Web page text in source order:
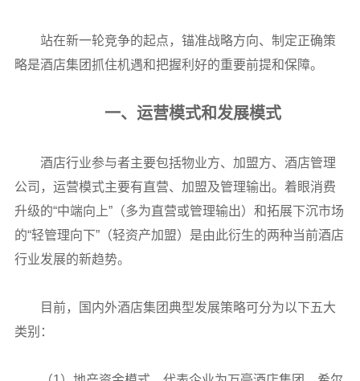
站在新一轮竞争的起点，锚准战略方向、制定正确策
略是酒店集团抓住机遇和把握利好的重要前提和保障。
一、运营模式和发展模式
酒店行业参与者主要包括物业方、加盟方、酒店管理
公司，运营模式主要有直营、加盟及管理输出。着眼消费
升级的“中端向上”（多为直营或管理输出）和拓展下沉市场
的“轻管理向下”（轻资产加盟）是由此衍生的两种当前酒店
行业发展的新趋势。
目前，国内外酒店集团典型发展策略可分为以下五大
类别：